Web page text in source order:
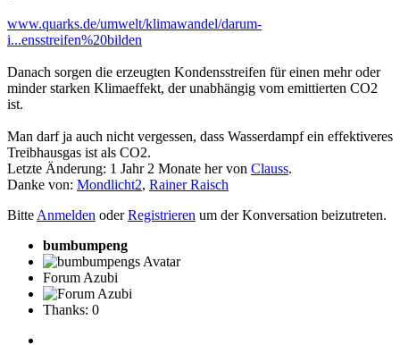
www.quarks.de/umwelt/klimawandel/darum-
i...ensstreifen%20bilden
Danach sorgen die erzeugten Kondensstreifen für einen mehr oder
minder starken Klimaeffekt, der unabhängig vom emittierten CO2
ist.
Man darf ja auch nicht vergessen, dass Wasserdampf ein effektiveres
Treibhausgas ist als CO2.
Letzte Änderung: 1 Jahr 2 Monate her von Clauss.
Danke von: Mondlicht2, Rainer Raisch
Bitte Anmelden oderRegistrieren um der Konversation beizutreten.
bumbumpeng
Forum Azubi
Thanks: 0